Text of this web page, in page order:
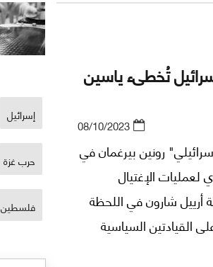
تُخطىء ياسين
08/10/2023
رونين بيرغمان في
لعمليات الإغتيال
أرييل شارون في اللحظة
غارة على القيادتين السياسية
إسرائيل
حرب غزة
فلسطين